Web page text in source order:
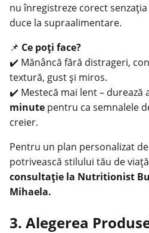
nu înregistreze corect
duce la supraalimentare.
📌 Ce poți face?
✔️ Mănâncă fără distrageri,
textură, gust și miros.
✔️ Mestecă mai lent – durează
minute pentru ca semnalele
creier.
Pentru un plan personalizat
potrivească stilului tău de
consultație la Nutritionist
Mihaela.
3. Alegerea